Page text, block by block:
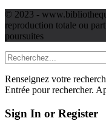
© 2023 -
reproduction totale ou
poursuites
Renseignez votre
Entrée pour rechercher.
Sign In or Register